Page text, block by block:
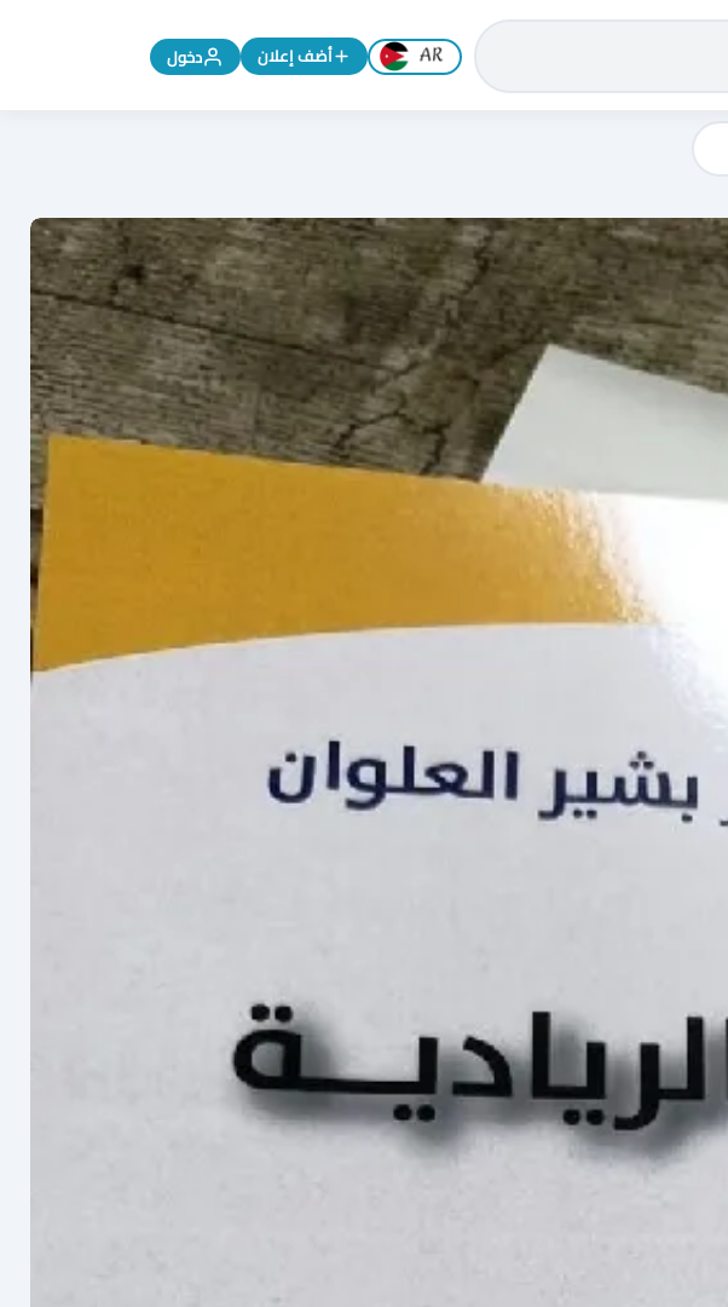
تغيير اللغة إلى الإنجليزية
أضف إعلان دخول